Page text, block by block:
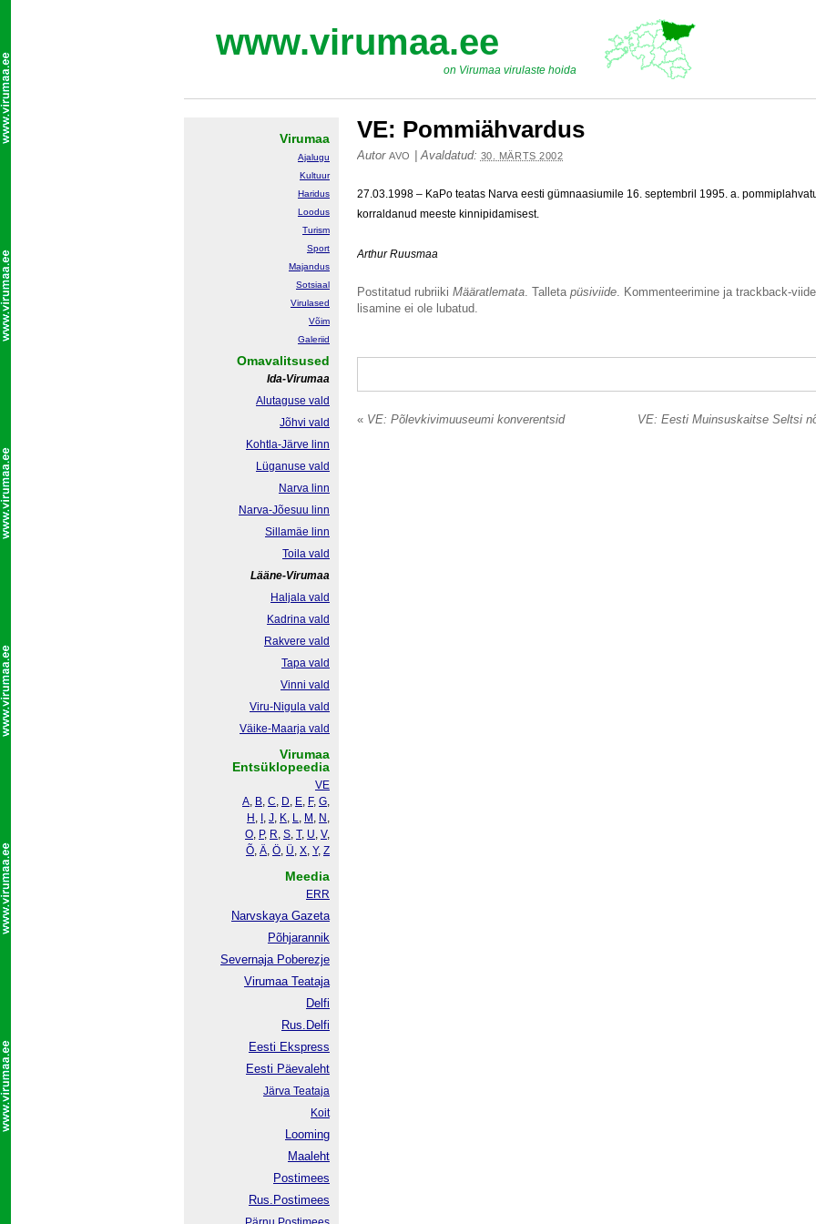
www.virumaa.ee
on Virumaa virulaste hoida
VE: Pommiähvardus
Autor AVO |Avaldatud: 30. MÄRTS 2002
27.03.1998 – KaPo teatas Narva eesti gümnaasiumile 16. septembril 1995. a.
korraldanud meeste kinnipidamisest.
Arthur Ruusmaa
Postitatud rubriiki Määratlemata. Talleta püsiviide. Kommenteerimine ja trackback-
lisamine ei ole lubatud.
« VE: Põlevkivimuuseumi konverentsid VE: Eesti Muinsuskaitse Seltsi
Virumaa
Ajalugu
Kultuur
Haridus
Loodus
Turism
Sport
Majandus
Sotsiaal
Virulased
Võim
Galeriid
Omavalitsused
Ida-Virumaa
Alutaguse vald
Jõhvi vald
Kohtla-Järve linn
Lüganuse vald
Narva linn
Narva-Jõesuu linn
Sillamäe linn
Toila vald
Lääne-Virumaa
Haljala vald
Kadrina vald
Rakvere vald
Tapa vald
Vinni vald
Viru-Nigula vald
Väike-Maarja vald
Virumaa
Entsüklopeedia
VE
A, B, C, D, E, F, G,
H , , J, K, L, M , N ,
O, P, R, S, T, U, V,
Õ, Ä, Ö, Ü, X, Y, Z
Meedia
ERR
Narvskaya Gazeta
Põhjarannik
Severnaja Poberezje
Virumaa Teataja
Delfi
Rus.Delfi
Eesti Ekspress
Eesti Päevaleht
Järva Teataja
Koit
Looming
Maaleht
Postimees
Rus.Postimees